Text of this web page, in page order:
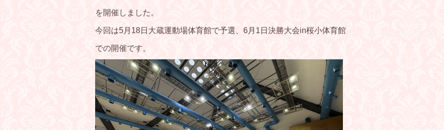
を開催しました。
今回は5月18日大蔵運動場体育館で予選、6月1日決勝大会in桜小体育館
での開催です。